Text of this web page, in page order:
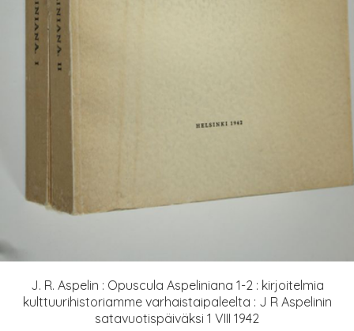
J. R. Aspelin : Opuscula Aspeliniana 1-2 : kirjoitelmia
kulttuurihistoriamme varhaistaipaleelta : J R Aspelinin
satavuotispäiväksi 1 VIII 1942